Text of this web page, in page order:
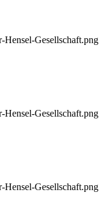
Hensel-Gesellschaft.png
Hensel-Gesellschaft.png
Hensel-Gesellschaft.png